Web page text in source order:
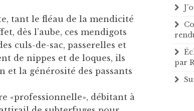
tant le fléau de la mendicité
dès l’aube, ces mendigots
culs-de-sac, passerelles et
de nippes et de loques, ils
et la générosité des passants
«professionnelle», débitant à
par